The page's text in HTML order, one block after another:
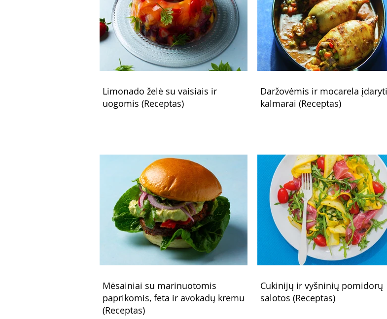
Limonado želė su vaisiais ir
uogomis (Receptas)
Daržovėmis ir mocarela įdaryti
kalmarai (Receptas)
Mėsainiai su marinuotomis
paprikomis, feta ir avokadų kremu
(Receptas)
Cukinijų ir vyšninių pomidorų
salotos (Receptas)